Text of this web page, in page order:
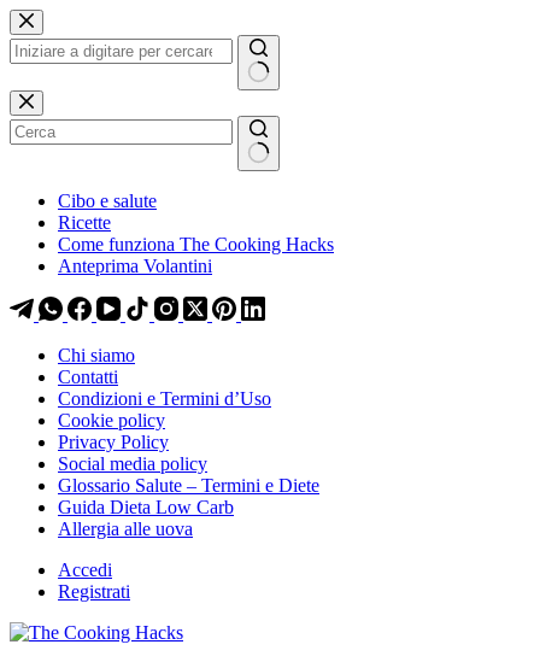
Salta
al
contenuto
Salta
al
contenuto
Nessun
risultato
Cibo e salute
Ricette
Come funziona The Cooking Hacks
Anteprima Volantini
Chi siamo
Contatti
Condizioni e Termini d’Uso
Cookie policy
Privacy Policy
Social media policy
Glossario Salute – Termini e Diete
Guida Dieta Low Carb
Allergia alle uova
Accedi
Registrati